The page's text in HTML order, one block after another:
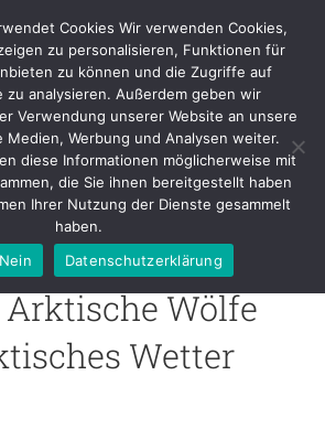
Wölfe –
Wetter
Wölfe
Wetter
Cookies Wir verwenden Cookies,
zu personalisieren, Funktionen für
zu können und die Zugriffe auf
zu analysieren. Außerdem geben wir
Verwendung unserer Website an unsere
Medien, Werbung und Analysen weiter.
diese Informationen möglicherweise mit
die Sie ihnen bereitgestellt haben
Ihrer Nutzung der Dienste gesammelt
haben.
Nein Datenschutzerklärung